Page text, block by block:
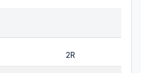
2R